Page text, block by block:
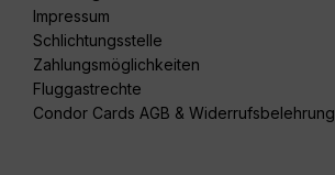
Impressum
Schlichtungsstelle
Zahlungsmöglichkeiten
Fluggastrechte
Condor Cards AGB & Widerrufsbelehrung